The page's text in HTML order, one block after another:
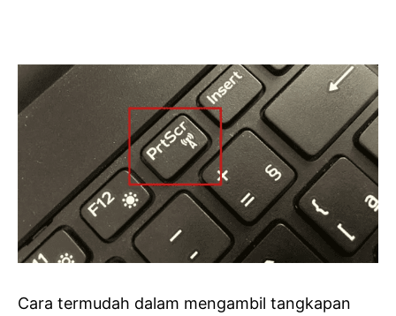
Cara termudah dalam mengambil tangkapan